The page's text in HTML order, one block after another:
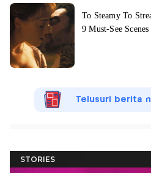
Telusuri berita